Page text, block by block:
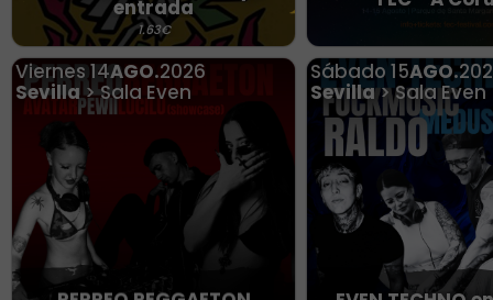
entrada
1.63€
Viernes14AGO.2026
Sevilla> Sala Even
Sábado 15AGO.
Sevilla> Sala Even